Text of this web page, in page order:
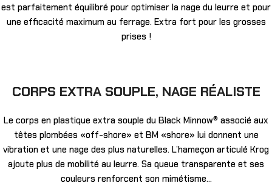
est parfaitement équilibré pour optimiser la nage du leurre et pour
une efficacité maximum au ferrage. Extra fort pour les grosses
prises !
CORPS EXTRA SOUPLE, NAGE RÉALISTE
Le corps en plastique extra souple du Black Minnow® associé aux
têtes plombées «off-shore» et BM «shore» lui donnent une
vibration et une nage des plus naturelles. L’hameçon articulé Krog
ajoute plus de mobilité au leurre. Sa queue transparente et ses
couleurs renforcent son mimétisme…